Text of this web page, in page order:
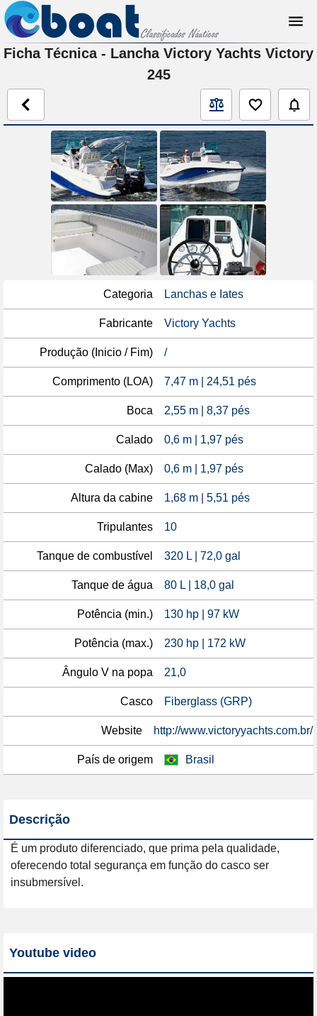
Ficha Técnica - Lancha Victory Yachts Victory
245
Categoria Lanchas e Iates
Fabricante Victory Yachts
Produção (Inicio / Fim) /
Comprimento (LOA) 7,47 m | 24,51 pés
Boca 2,55 m | 8,37 pés
Calado 0,6 m | 1,97 pés
Calado (Max) 0,6 m | 1,97 pés
Altura da cabine 1,68 m | 5,51 pés
Tripulantes 10
Tanque de combustível 320 L | 72,0 gal
Tanque de água 80 L | 18,0 gal
Potência (min.) 130 hp | 97 kW
Potência (max.) 230 hp | 172 kW
Ângulo V na popa 21,0
Casco Fiberglass (GRP)
Website http://www.victoryyachts.com.br/
País de origem Brasil
Descrição
É um produto diferenciado, que prima pela qualidade,
oferecendo total segurança em função do casco ser
insubmersível.
Youtube video